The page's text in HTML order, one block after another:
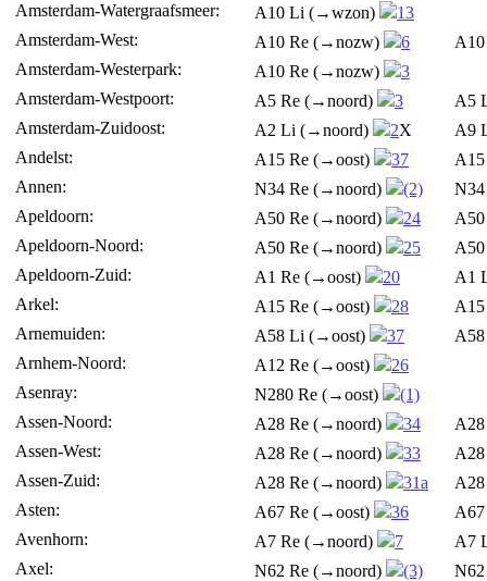
Amsterdam-Watergraafsmeer:
A10 Li (→wzon)
13
Amsterdam-West:
A10 Re (→nozw) 6
Amsterdam-Westerpark:
A10 Re (→nozw)
3
Amsterdam-Westpoort:
A5 Re (→noord) 3
A5
Amsterdam-Zuidoost:
A2 Li (→noord) 2X
A9
Andelst:
A15 Re (→oost) 37
Annen:
N34 Re (→noord) (2)
Apeldoorn:
A50 Re (→noord) 24
Apeldoorn-Noord:
A50 Re (→noord) 25
Apeldoorn-Zuid:
A1 Re (→oost) 20
A1
Arkel:
A15 Re (→oost) 28
Arnemuiden:
A58 Li (→oost) 37
Arnhem-Noord:
A12 Re (→oost)
26
Asenray:
N280 Re (→oost)
(1)
Assen-Noord:
A28 Re (→noord) 34
Assen-West:
A28 Re (→noord) 33
Assen-Zuid:
A28 Re (→noord) 31a
Asten:
A67 Re (→oost) 36
Avenhorn:
A7 Re (→noord) 7
A7
Axel:
N62 Re (→noord) (3)